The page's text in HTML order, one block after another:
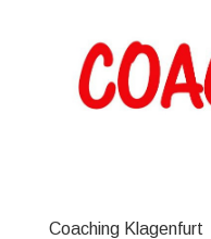
Coaching Klagenfurt